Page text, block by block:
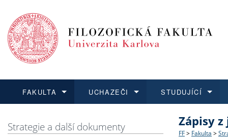
FAKULTA
Struktura
UCHAZEČI
Co
STUDUJÍCÍ
O vědě a
Aktuální
Strategie a další dokumenty Zápisy
FF > Fakulta >